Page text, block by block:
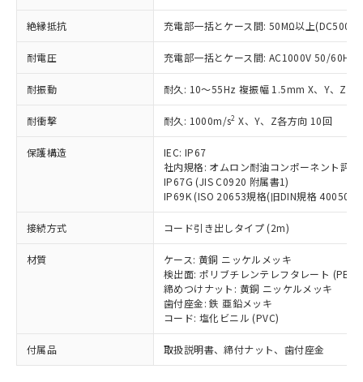
絶縁抵抗 充電部一括とケース間: 50MΩ以上(DC500V
耐電圧 充電部一括とケース間: AC1000V 50/60Hz
耐振動 耐久: 10～55Hz 複振幅 1.5mm X、Y、Z各
耐衝撃 耐久: 1000m/s2 X、Y、Z各方向 10回
保護構造
IEC: IP67
社内規格: オムロン耐油コンポーネント評
IP67G (JIS C0920 附属書1)
IP69K (ISO 20653規格(旧DIN規格 40050
接続方式 コード引き出しタイプ (2m)
材質
ケース: 黄銅 ニッケルメッキ
検出面: ポリブチレンテレフタレート (PBT)
締めつけナット: 黄銅 ニッケルメッキ
歯付座金: 鉄 亜鉛メッキ
コード: 塩化ビニル (PVC)
付属品 取扱説明書、締付ナット、歯付座金
在庫状況および標準価格照会結果は、
タに基づき作成されるものであり、閲
覧された時点での実際の在庫および標
準価格とは異なる場合があることをご
了承ください。
正式な納期状況および標準価格はお客
様のお取引先、またはお客様担当のオ
ムロン制御機器販売店・当社販売員に
ご相談ください。
オムロン制御機器販売店や当社販売拠
販売ネットワーク
」をご確認
在庫状況および標準価格結果を当社の
事前の承諾なく第三者に漏洩または開
示しないようお願いします。
マイパーツ機能（部品リスト作成サー
ビス）をご利用いただくには、I-Web
メンバーズにご登録されている必要が
お客様が当ウェブサイト上で当社にご
むを得ず変更することがあります。
*EU RoHS指令（10物質）：
鉛(Pb) 1000ppm以下、 水銀(Hg) 1000ppm以下、 カド
類(PBB) 1000ppm以下、ポリ臭化ジフェニルエーテル類
(PBDE) 1000ppm以下、フタル酸ビス(2-エチルヘキシ
ル) (DEHP)(別名：DOP) 1000ppm以下、フタル酸ブチ
ルベンジル（BBP） 1000ppm以下、フタル酸ジブチル
(DIBP) 1000ppm以下
但し、RoHS指令で産業用監視および制御機器に対する
フタル酸エステル類の４物質については閾値を超える意
図的な使用がないことを確認しています。
部品在庫の切り替え状況などにより、予定
月が前後することがあります。
※3 非含有証明書ダウンロード
「－」：未確認です。当社販売部門へお問
い合わせください。
*中国RoHS10物質の基準値 (GB/T26572)：
Pb(鉛) :1000ppm、 Hg(水銀) : 1000ppm、 Cd(カドミウ
Cr(Ⅵ)(六価クロム) : 1000ppm、 PBBs(ポリ臭化ビフェ
ニル類) : 1000ppm、 PBDEs(ポリ臭化ジフェニルエーテ
ル) : 1000ppm、
DEHP(フタル酸ビス(2-エチルヘキシル)) : 1000ppm
※2 環境保護使用期限
「ｅ」：有害物質（10物質）のすべてが基
準値以下であることを示します。
「10」：通常の使用状況下において有害物
質が外部に漏えいし、環境に深刻な影響を
及ぼさない年数を意味します。
「－」：未確認です。当社販売部門へお問
い合わせください。
為替および外国貿易法に定める商品
（以下｢規制貨物等」という）を輸出
または国外への提供する場合は、日本
国政府の輸出許可(または役務取引許
可)を取得するなどの必要な手続きを
当社は規制貨物を破棄する場合は、完
全に破砕するなど、違法に輸出されな
いよう必要な手段を講じます。
当社は貴社製品を、核兵器、ミサイ
ル、化学兵器、生物兵器またはその他
武器並びにこれらの製造装置等に一切
当社は、貴社製品を第三者に販売する
場合は、上記1、2および3の内容を当
該第三者に通知します。また当社は、
販売先および販売に係わる関係者が違
法に輸出するおそれがある場合は、取
り引きをいたしません。
一定数以上の在庫あり
一定数には満たないが在庫あり
在庫なし(最新の在庫状況につ
いては、お客様のお取引先、ま
たはお客様担当のオムロン制御
機器販売店・当社販売員にご確
認ください)
受注生産機種、また在庫状況の
情報を公開していない機種